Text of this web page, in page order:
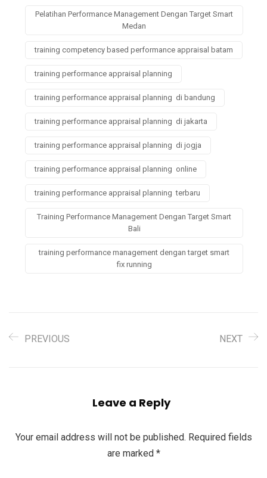
Pelatihan Performance Management Dengan Target Smart
Medan
training competency based performance appraisal batam
training performance appraisal planning
training performance appraisal planning di bandung
training performance appraisal planning di jakarta
training performance appraisal planning di jogja
training performance appraisal planning online
training performance appraisal planning terbaru
Training Performance Management Dengan Target Smart
Bali
training performance management dengan target smart
fix running
PREVIOUS NEXT
Leave a Reply
Your email address will not be published. Required fields
are marked *